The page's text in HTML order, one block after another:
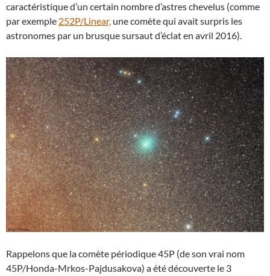
caractéristique d’un certain nombre d’astres chevelus (comme
par exemple 252P/Linear, une comète qui avait surpris les
astronomes par un brusque sursaut d’éclat en avril 2016).
Rappelons que la comète périodique 45P (de son vrai nom
45P/Honda-Mrkos-Pajdusakova) a été découverte le 3